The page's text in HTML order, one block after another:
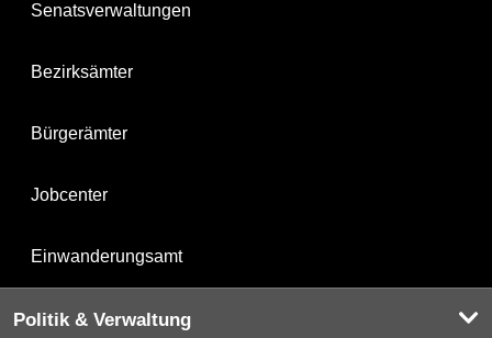
Senatsverwaltungen
Bezirksämter
Bürgerämter
Jobcenter
Einwanderungsamt
Politik & Verwaltung